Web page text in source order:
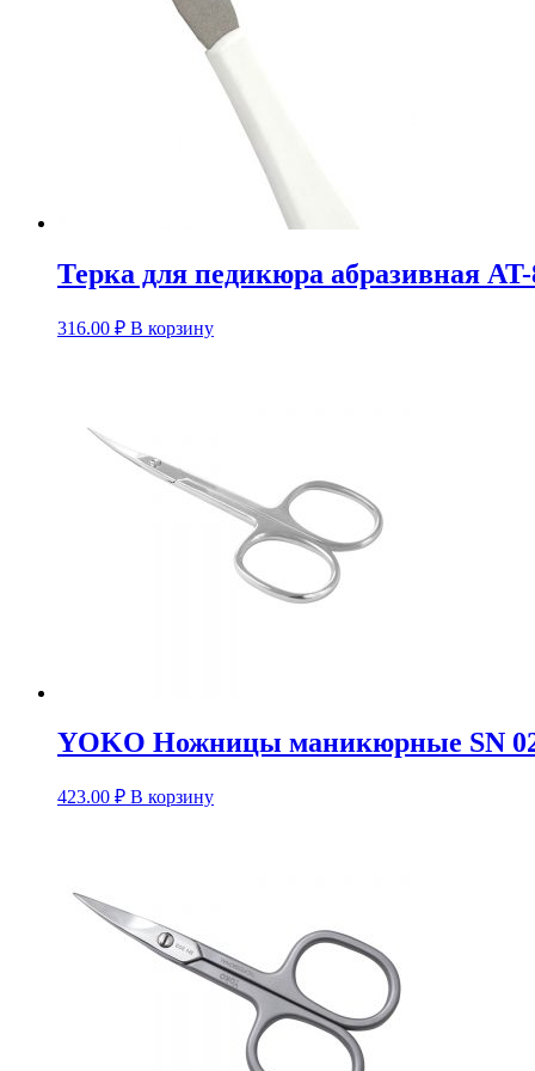
Терка для педикюра абразивная AT-
316.00 ₽ В корзину
YOKO Ножницы маникюрные SN
423.00 ₽ В корзину